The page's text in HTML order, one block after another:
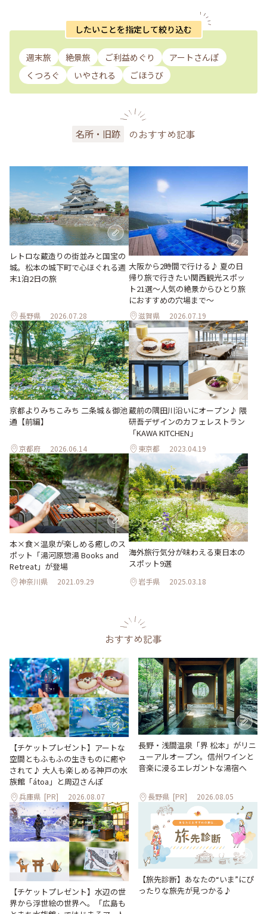
したいことを指定して絞り込む
週末旅 絶景旅 ご利益めぐり
アートさんぽ
くつろぐ
いやされる ごほうび
名所・旧跡 のおすすめ記事
レトロな蔵造りの街並みと国宝の
城。松本の城下町で心ほぐれる週
末1泊2日の旅
長野県 2026.07.28
大阪から2時間で行ける♪ 夏の日
帰り旅で行きたい関西観光スポッ
ト21選～人気の絶景からひとり旅
におすすめの穴場まで～
滋賀県 2026.07.19
京都よりみちこみち 二条城＆御池
通【前編】
京都府 2026.06.14
蔵前の隅田川沿いにオープン♪ 隈
研吾デザインのカフェレストラン
「KAWA KITCHEN」
東京都 2023.04.19
本×食×温泉が楽しめる癒しのス
ポット「湯河原惣湯 Books and
Retreat」が登場
神奈川県 2021.09.29
海外旅行気分が味わえる東日本の
スポット9選
岩手県 2025.03.18
おすすめ記事
【チケットプレゼント】アートな
空間ともふもふの生きものに癒や
されて♪ 大人も楽しめる神戸の水
族館「átoa」と周辺さんぽ
兵庫県 [PR] 2026.08.07
長野・浅間温泉「界 松本」がリニ
ューアルオープン。信州ワインと
音楽に浸るエレガントな湯宿へ
長野県 [PR] 2026.08.05
【チケットプレゼント】水辺の世
界から浮世絵の世界へ。「広島も
【旅先診断】あなたの“いま”にぴ
ったりな旅先が見つかる♪